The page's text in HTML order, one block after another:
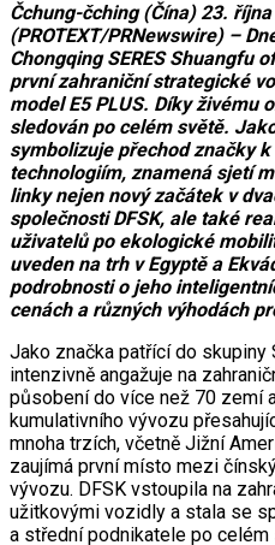
Čchung-čching (Čína) 23.
(PROTEXT/PRNewswire) –
Chongqing SERES Shuangfu
první zahraniční strategické
model E5 PLUS. Díky živému
sledován po celém světě.
symbolizuje přechod značky
technologiím, znamená sjetí
linky nejen nový začátek v
společnosti DFSK, ale také
uživatelů po ekologické
uveden na trh v Egyptě a
podrobnosti o jeho
cenách a různých výhodách
Jako značka patřící do skupiny
intenzivně angažuje na
působení do více než 70 zemí
kumulativního vývozu
mnoha trzích, včetně Jižní
zaujímá první místo mezi
vývozu. DFSK vstoupila na
užitkovými vozidly a stala se
a střední podnikatele po celém